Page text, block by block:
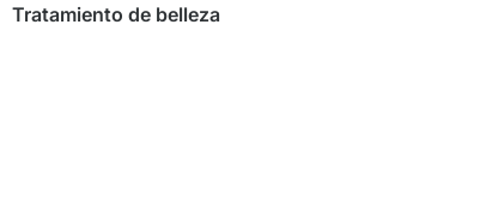
Tratamiento de belleza